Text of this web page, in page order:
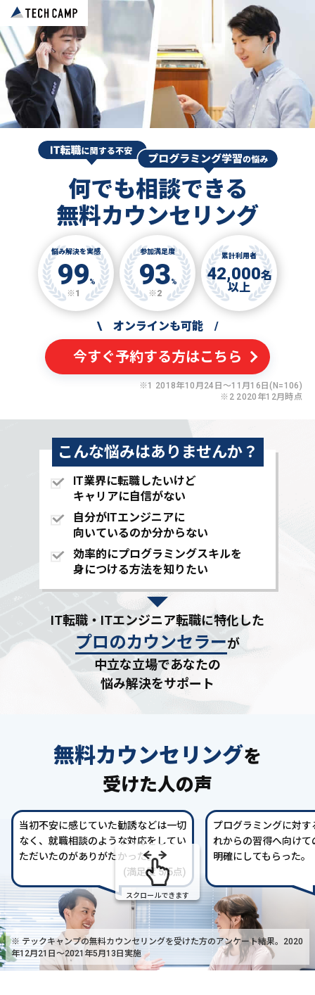
何でも相談できる
無料カウンセリング
悩み解決を実感
99%
※1
参加満足度
93%
※2
累計利用者
42,000名
以上
\ オンラインも可能 /
今すぐ予約する方はこちら
※1 2018年10月24日〜11月16日(N=106)
※2 2020年12月時点
こんな悩みはありませんか？
IT業界に転職したいけど
キャリアに自信がない
自分がITエンジニアに
向いているのか分からない
効率的にプログラミングスキルを
身につける方法を知りたい
IT転職・ITエンジニア転職に特化した
プロのカウンセラーが
中立な立場であなたの
悩み解決をサポート
無料カウンセリングを
受けた人の声
当初不安に感じていた勧誘などは一切
なく、就職相談のような対応をしてい
ただいたのがありがたかった。
(満足度 5/5点)
プログラミングに対
れからの習得へ向け
明確にしてもらった。
スクロールできます
※ テックキャンプの無料カウンセリングを受けた方のアンケート結果。2020
年12月21日〜2021年5月13日実施